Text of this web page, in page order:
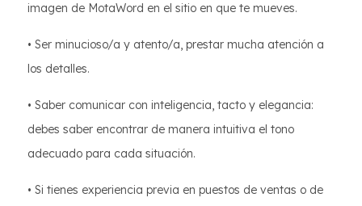
imagen de MotaWord en el sitio en que te mueves.
• Ser minucioso/a y atento/a, prestar mucha atención a
los detalles.
• Saber comunicar con inteligencia, tacto y elegancia:
debes saber encontrar de manera intuitiva el tono
adecuado para cada situación.
• Si tienes experiencia previa en puestos de ventas o de